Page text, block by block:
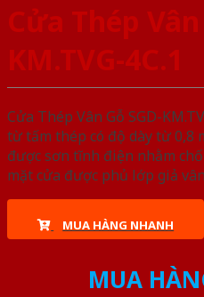
Cửa Thép Vân
KM.TVG-4C.1
Cửa Thép Vân Gỗ SGD-
từ tấm thép có độ dày từ 0,8
được sơn tĩnh điện nhằm
mặt cửa được phủ lớp giả
MUA HÀNG NHANH
MUA